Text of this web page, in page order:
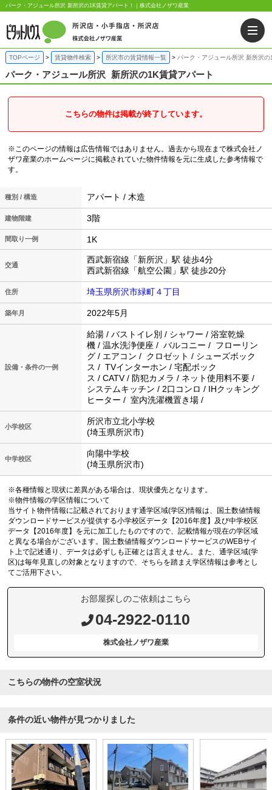
パーク・アジュール所沢 新所沢の1K賃貸アパート！｜株式会社ノザワ産業
TOPページ 賃貸物件検索 所沢市の賃貸情報一覧 パーク・アジュール所沢 新所沢
パーク・アジュール所沢 新所沢の1K賃貸アパート
こちらの物件は掲載が終了しています。
※このページの情報は広告情報ではありません。過去から現在まで株式会社ノ
ザワ産業のホームぺージに掲載されていた物件情報を元に生成した参考情報で
す。
種別 / 構造 アパート / 木造
建物階建 3階
間取り一例 1K
交通
西武新宿線「新所沢」駅 徒歩4分
西武新宿線「航空公園」駅 徒歩20分
住所 埼玉県所沢市緑町４丁目
築年月 2022年5月
設備・条件の一例
給湯 / バストイレ別 / シャワー / 浴室乾燥
機 / 温水洗浄便座 / バルコニー / フローリン
グ / エアコン / クロゼット / シューズボック
ス / TVインターホン / 宅配ボック
ス / CATV / 防犯カメラ / ネット使用料不要 /
システムキッチン / 2口コンロ / IHクッキング
ヒーター / 室内洗濯機置き場 /
小学校区
所沢市立北小学校
(埼玉県所沢市)
中学校区
向陽中学校
(埼玉県所沢市)
※各種情報と現状に差異がある場合は、現状優先となります。
※物件情報の学区情報について
当サイト物件情報に記載されております通学区域(学区)情報は、国土数値情報
ダウンロードサービスが提供する小学校区データ【2016年度】及び中学校区
データ【2016年度】を元に加工したものですので、記載情報が現在の学区域
と異なる場合がございます。国土数値情報ダウンロードサービスのWEBサイ
ト上で記述通り、データは必ずしも正確とは言えません。また、通学区域(学
区)は毎年見直しの対象となりますので、そちらを踏まえ学区情報は参考とし
てご活用下さい。
お部屋探しのご依頼はこちら
04-2922-0110
株式会社ノザワ産業
こちらの物件の空室状況
条件の近い物件が見つかりました